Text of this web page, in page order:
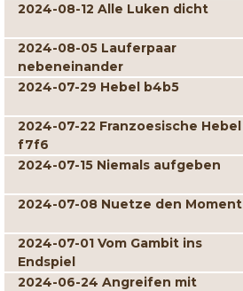
2024-08-12 Alle Luken dicht
2024-08-05 Lauferpaar
nebeneinander
2024-07-29 Hebel b4b5
2024-07-22 Franzoesische Hebel
f7f6
2024-07-15 Niemals aufgeben
2024-07-08 Nuetze den Moment
2024-07-01 Vom Gambit ins
Endspiel
2024-06-24 Angreifen mit